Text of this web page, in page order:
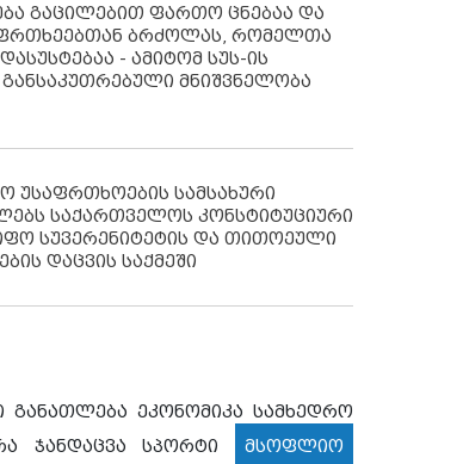
გაცილებით ფართო ცნებაა და
ბრძოლას, რომელთა
- ამიტომ სუს-ის
განსაკუთრებული მნიშვნელობა
უსაფრთხოების სამსახური
საქართველოს კონსტიტუციური
სუვერენიტეტის და თითოეული
დაცვის საქმეში
განათლება ეკონომიკა სამხედრო
ჯანდაცვა სპორტი მსოფლიო